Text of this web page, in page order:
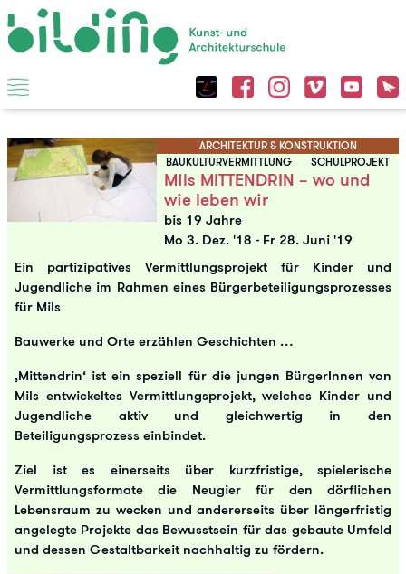
ARCHITEKTUR & KONSTRUKTION
BAUKULTURVERMITTLUNG
SCHULPROJEKT
Mils MITTENDRIN – wo und
wie leben wir
bis 19 Jahre
Mo 3. Dez. '18 - Fr 28. Juni '19
Ein partizipatives Vermittlungsprojekt für Kinder und
Jugendliche im Rahmen eines Bürgerbeteiligungsprozesses
für Mils
Bauwerke und Orte erzählen Geschichten …
‚Mittendrin‘ ist ein speziell für die jungen BürgerInnen von
Mils entwickeltes Vermittlungsprojekt, welches Kinder und
Jugendliche aktiv und gleichwertig in den
Beteiligungsprozess einbindet.
Ziel ist es einerseits über kurzfristige, spielerische
Vermittlungsformate die Neugier für den dörflichen
Lebensraum zu wecken und andererseits über längerfristig
angelegte Projekte das Bewusstsein für das gebaute Umfeld
und dessen Gestaltbarkeit nachhaltig zu fördern.